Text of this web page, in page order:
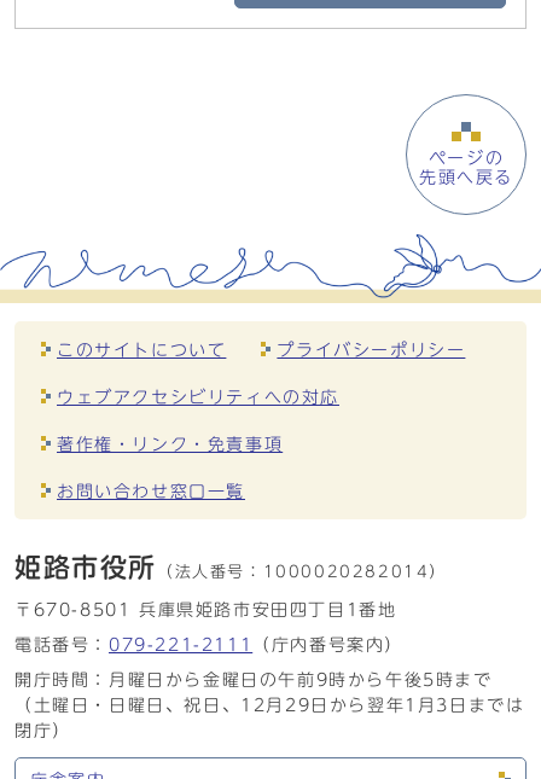
ページの
先頭へ戻る
このサイトについて プライバシーポリシー
ウェブアクセシビリティへの対応
著作権・リンク・免責事項
お問い合わせ窓口一覧
姫路市役所 （法人番号： 1000020282014）
〒670-8501 兵庫県姫路市安田四丁目1番地
電話番号： 079-221-2111
（庁内番号案内）
開庁時間：月曜日から金曜日の午前9時から午後5時まで
（土曜日・日曜日、祝日、12月29日から翌年1月3日までは
閉庁）